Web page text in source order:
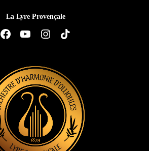
La Lyre Provençale
Élément
de
Élément
de
Élément
de
Élément
de